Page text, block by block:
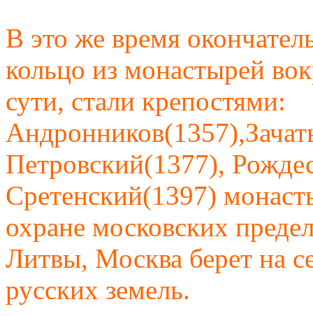
В это же время
кольцо из монастырей
сути, стали крепостями:
Петровский(1377),
Сретенский(1397)
охране московских
Литвы, Москва берет на
русских земель.